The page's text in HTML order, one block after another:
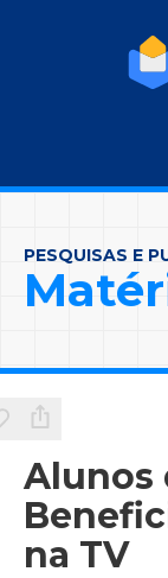
PESQUISAS E
Alunos
na TV